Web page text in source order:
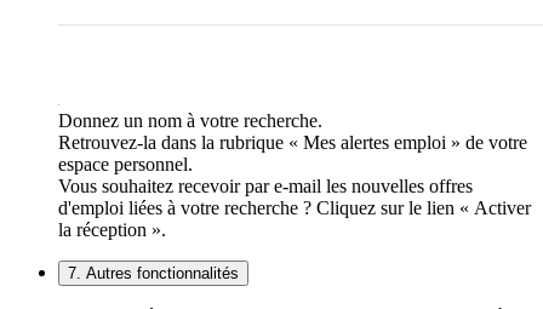
Donnez un nom à votre recherche.
Retrouvez-la dans la rubrique « Mes alertes emploi » de votre
espace personnel.
Vous souhaitez recevoir par e-mail les nouvelles offres
d'emploi liées à votre recherche ? Cliquez sur le lien « Activer
la réception ».
7. Autres fonctionnalités